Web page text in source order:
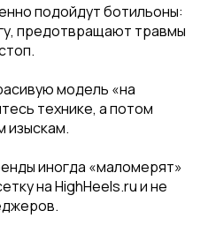
подойдут ботильоны:
предотвращают травмы
модель «на
технике, а потом
изыскам.
иногда «маломерят»
на HighHeels.ru и не